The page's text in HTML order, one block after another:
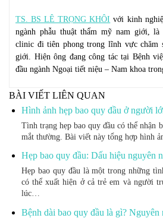
TS. BS LÊ TRỌNG KHÔI với kinh
ngành phẫu thuật thẩm mỹ nam giới,
clinic đi tiên phong trong lĩnh vực chăm
giới. Hiện ông đang công tác tại Bệnh
đầu ngành Ngoại tiết niệu – Nam khoa
BÀI VIẾT LIÊN QUAN
Hình ảnh hẹp bao quy đầu ở người
Tình trạng hẹp bao quy đầu có thể nhận
mắt thường. Bài viết này tổng hợp hình
Hẹp bao quy đầu: Dấu hiệu nguyên
Hẹp bao quy đầu là một trong những
có thể xuất hiện ở cả trẻ em và người
lúc…
Bệnh dài bao quy đầu là gì? Nguyên